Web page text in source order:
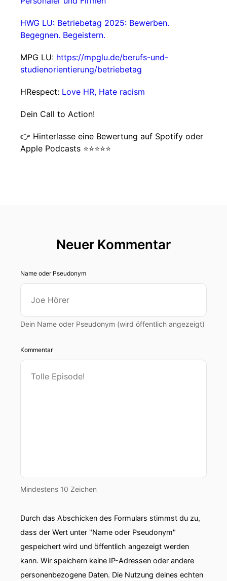
HWG LU: Betriebetag 2025: Bewerben.
Begegnen. Begeistern.
MPG LU: https://mpglu.de/berufs-und-
studienorientierung/betriebetag
HRespect: Love HR, Hate racism
Dein Call to Action!
👉 Hinterlasse eine Bewertung auf Spotify oder
Apple Podcasts ⭐⭐⭐⭐⭐
Neuer Kommentar
Name oder Pseudonym
Dein Name oder Pseudonym (wird öffentlich angezeigt)
Kommentar
Mindestens 10 Zeichen
Durch das Abschicken des Formulars stimmst du zu,
dass der Wert unter "Name oder Pseudonym"
gespeichert wird und öffentlich angezeigt werden
kann. Wir speichern keine IP-Adressen oder andere
personenbezogene Daten. Die Nutzung deines echten